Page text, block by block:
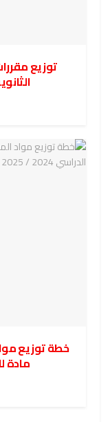
توزيع
خطة توزيع
مادة